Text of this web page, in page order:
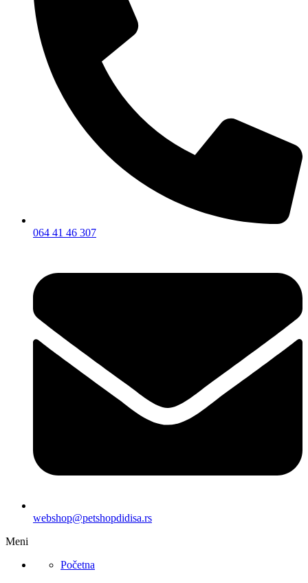
064 41 46 307
webshop@petshopdidisa.rs
Meni
Početna